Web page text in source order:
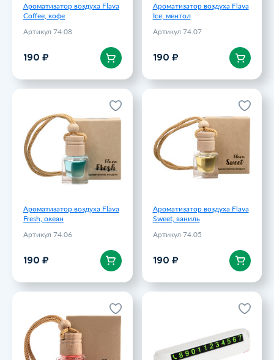
Ароматизатор воздуха Flava
Coffee, кофе
Артикул 74.08
190 ₽
Ароматизатор воздуха Flava
Ice, ментол
Артикул 74.07
190 ₽В корзину
Ароматизатор воздуха Flava
Fresh, океан
Артикул 74.06
190 ₽
Ароматизатор воздуха Flava
Fresh, океан
Артикул 74.06
Ароматизатор воздуха Flava
Sweet, ваниль
Артикул 74.05
190 ₽
Ароматизатор воздуха Flava
Sweet, ваниль
Артикул 74.05
В корзину
Ароматизатор воздуха Flava
Energy, цитрус
Артикул 74.04
Парковочная визитка Litera,
белая
Артикул 12375.60
350 ₽